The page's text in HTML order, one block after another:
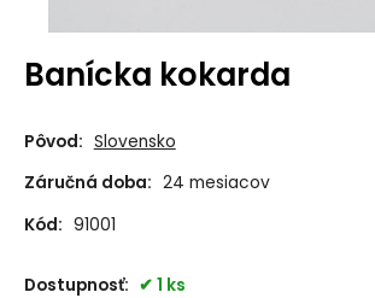
Banícka kokarda
Pôvod: Slovensko
Záručná doba: 24 mesiacov
Kód: 91001
Dostupnosť: 1 ks